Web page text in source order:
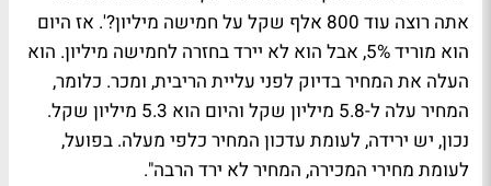
אתה רוצה עוד 800 אלף שקל על חמישה מיליון?'. אז היום
הוא מוריד 5%, אבל הוא לא יירד בחזרה לחמישה מיליון. הוא
העלה את המחיר בדיוק לפני עליית הריבית, ומכר. כלומר,
המחיר עלה ל-5.8 מיליון שקל והיום הוא 5.3 מיליון שקל.
נכון, יש ירידה, לעומת עדכון המחיר כלפי מעלה. בפועל,
לעומת מחירי המכירה, המחיר לא ירד הרבה".